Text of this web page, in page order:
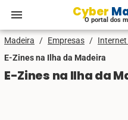
menu Cyber
O portal dos
Madeira / Empresas /
E-Zines na Ilha da Madeira
E-Zines na Ilha da